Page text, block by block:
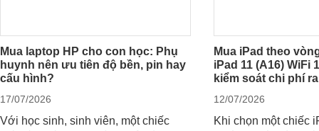
Mua laptop HP cho con học: Phụ
huynh nên ưu tiên độ bền, pin hay
cấu hình?
17/07/2026
Với học sinh, sinh viên, một chiếc
Mua iPad theo
iPad 11 (A16) WiFi
kiểm soát chi phí
12/07/2026
Khi chọn một chiếc